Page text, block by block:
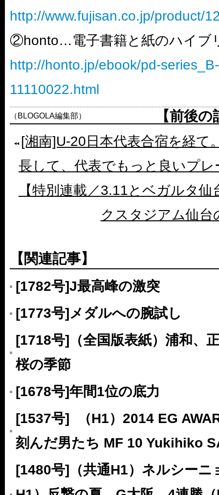
http://www.fujisan.co.jp/product/
②honto…電子書籍と紙のハイブ
http://honto.jp/ebook/pd-
11110022.html
（BLOGOLA編集部） 【前後
[湘南]U-20日本代表合宿を経て
長して、代表でもっと良いプ
【特別連載／3.11とベガルタ
クスタジアム仙台
【関連記事】
[1782号]J最高峰の激突
[1773号]メダルへの腕試し
[1718号]（全国版表紙）浦和、
桜の季節
[1678号]年間1位の底力
[1537号] （H1）2014 EG
刻んだ男たち MF 10 Yukihiko
[1480号]（共通H1）ネルシーニ